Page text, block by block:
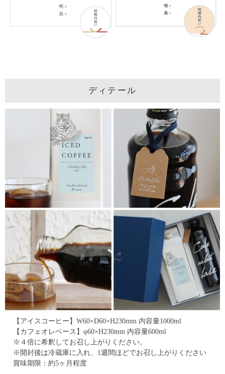
ディテール
【アイスコーヒー】W60×D60×H230mm 内容量1000ml
【カフェオレベース】φ60×H230mm 内容量600ml
※４倍に希釈してお召し上がりください。
※開封後は冷蔵庫に入れ、1週間ほどでお召し上がりください
賞味期限：約5ヶ月程度